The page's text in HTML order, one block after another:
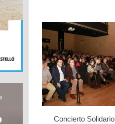
Concierto Solidario